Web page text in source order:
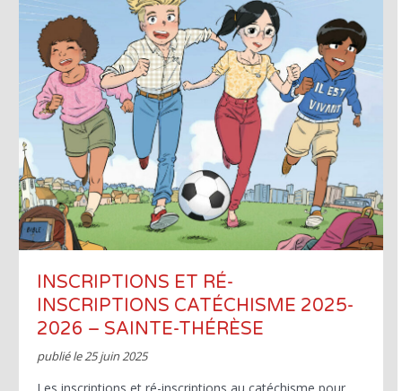
INSCRIPTIONS ET RÉ-
INSCRIPTIONS CATÉCHISME 2025-
2026 – SAINTE-THÉRÈSE
publié le25 juin 2025